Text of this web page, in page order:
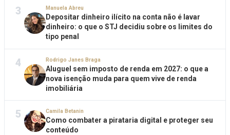
3 Manuela Abreu
Depositar dinheiro ilícito na conta não é lavar
dinheiro: o que o STJ decidiu sobre os limites do
tipo penal
4 Rodrigo Janes Braga
Aluguel sem imposto de renda em 2027: o que a
nova isenção muda para quem vive de renda
imobiliária
5 Camila Betanin
Como combater a pirataria digital e proteger seu
conteúdo